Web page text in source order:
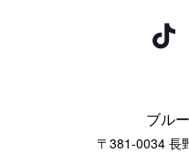
ブル
〒381-0034 長